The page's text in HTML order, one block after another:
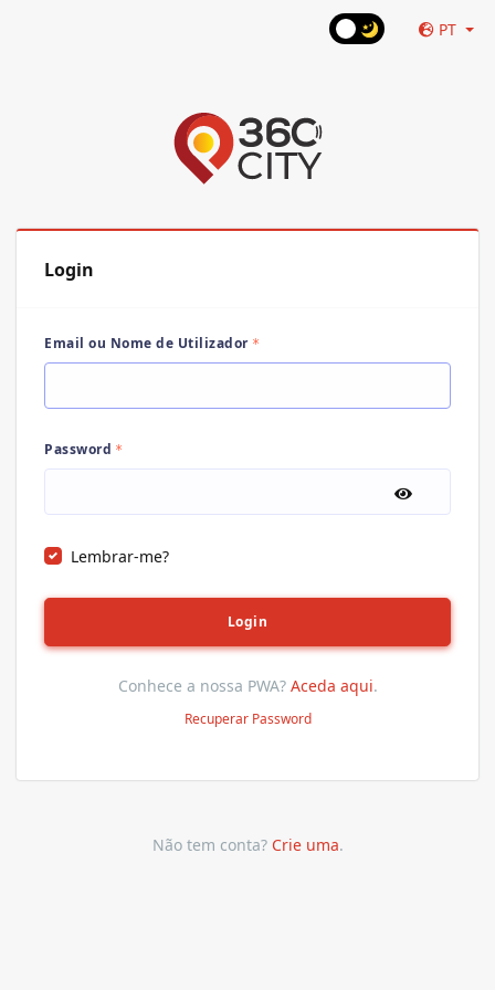
PT
Login
Email ou Nome de Utilizador
Password
Lembrar-me?
Login
Conhece a nossa PWA? Aceda aqui.
Recuperar Password
Não tem conta? Crie uma.